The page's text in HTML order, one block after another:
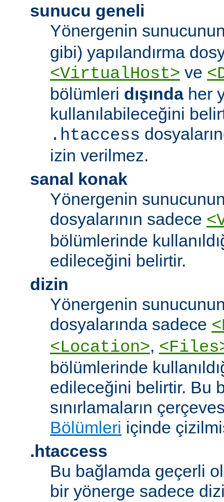
sunucu geneli
Yönergenin
gibi) yapılandırma
<VirtualHost> ve
bölümleri dışındaher
kullanılabileceğini
.htaccess
izin verilmez.
sanal konak
Yönergenin
dosyalarının sadece
bölümlerinde
edileceğini belirtir.
dizin
Yönergenin
dosyalarında sadece
<Location>,
bölümlerinde
edileceğini belirtir. Bu
sınırlamaların
Bölümleri içinde
.htaccess
Bu bağlamda geçerli
bir yönerge sadece